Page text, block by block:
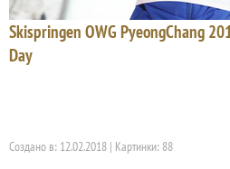
Skispringen OWG PyeongChang
Day
Создано в: 12.02.2018 | Картинки: 88